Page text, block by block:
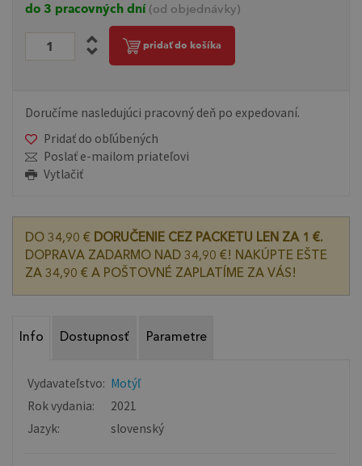
do 3 pracovných dní (od objednávky)
pridať do košíka
Doručíme nasledujúci pracovný deň po expedovaní.
Pridať do obľúbených
Poslať e-mailom priateľovi
Vytlačiť
DO 34,90 € DORUČENIE CEZ PACKETU LEN ZA 1 €.
DOPRAVA ZADARMO NAD 34,90 €! NAKÚPTE EŠTE
ZA 34,90 € A POŠTOVNÉ ZAPLATÍME ZA VÁS!
Info Dostupnosť Parametre
Vydavateľstvo: Motýľ
Rok vydania:
2021
Jazyk:
slovenský